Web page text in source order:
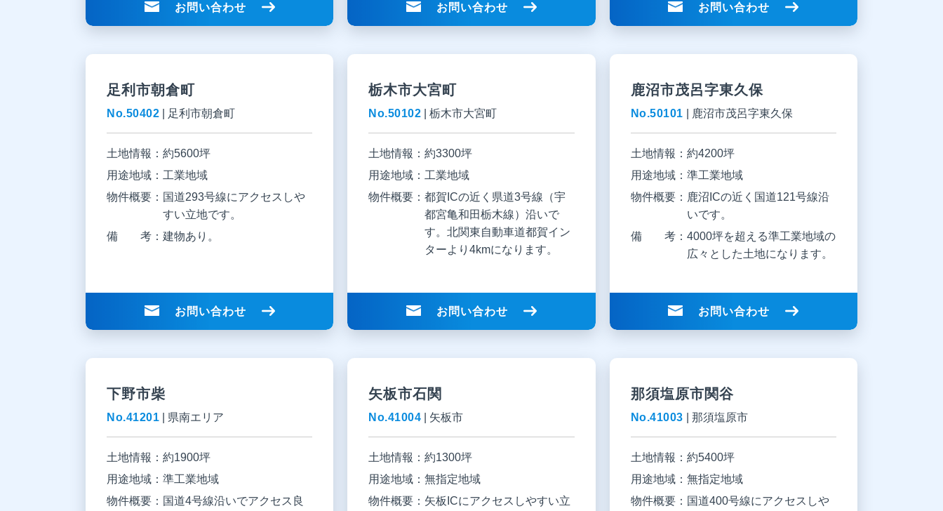
お問い合わせ お問い合わせ お問い合わせ
足利市朝倉町
No.50402 足利市朝倉町
土地情報： 約5600坪
用途地域： 工業地域
物件概要： 国道293号線にアクセスしや
すい立地です。
備 考： 建物あり。
お問い合わせ
栃木市大宮町
No.50102 |栃木市大宮町
土地情報：約3300坪
用途地域： 工業地域
物件概要：都賀ICの近く県道3号線（宇
都宮亀和田栃木線）沿いで
す。北関東自動車道都賀イン
ターより4kmになります。
お問い合わせ
鹿沼市茂呂字東久保
No.50101 鹿沼市茂呂字東久保
土地情報： 約4200坪
用途地域： 準工業地域
物件概要： 鹿沼ICの近く国道121号線沿
いです。
備 考： 4000坪を超える準工業地域の
広々とした土地になります。
お問い合わせ
下野市柴
No.41201 県南エリア
土地情報： 約1900坪
用途地域： 準工業地域
物件概要： 国道4号線沿いでアクセス良
矢板市石関
No.41004 矢板市
土地情報：約1300坪
用途地域：無指定地域
物件概要： 矢板ICにアクセスしやすい立
那須塩原市関谷
No.41003 那須塩原市
土地情報： 約5400坪
用途地域： 無指定地域
物件概要： 国道400号線にアクセスしや